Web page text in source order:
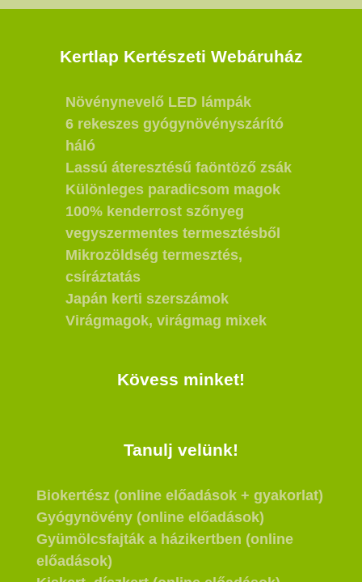
Kertlap Kertészeti Webáruház
Növénynevelő LED lámpák
6 rekeszes gyógynövényszárító
háló
Lassú áteresztésű faöntöző zsák
Különleges paradicsom magok
100% kenderrost szőnyeg
vegyszermentes termesztésből
Mikrozöldség termesztés,
csíráztatás
Japán kerti szerszámok
Virágmagok, virágmag mixek
Kövess minket!
Tanulj velünk!
Biokertész (online előadások + gyakorlat)
Gyógynövény (online előadások)
Gyümölcsfajták a házikertben (online
előadások)